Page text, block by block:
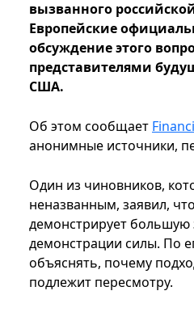
вызванного
Европейские
обсуждение этого
представителями
США.
Об этом сообщает
анонимные источники,
Один из чиновников,
неназванным, заявил,
демонстрирует большую
демонстрации силы. По
объяснять, почему
подлежит пересмотру.